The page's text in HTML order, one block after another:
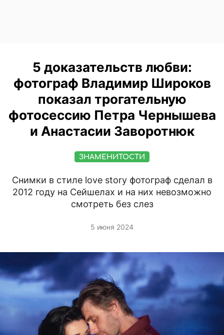
5 доказательств любви:
фотограф Владимир Широков
показал трогательную
фотосессию Петра Чернышева
и Анастасии Заворотнюк
ЗНАМЕНИТОСТИ
Снимки в стиле love story фотограф сделал в
2012 году на Сейшелах и на них невозможно
смотреть без слез
5 июня 2024